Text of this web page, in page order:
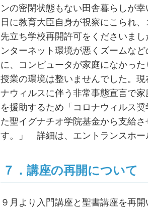
ンの密閉状態もない田舎暮らしが
日に教育大臣自身が視察にこられ
先立ち学校再開許可をくださいま
ンターネット環境が悪くズームな
に、コンピュータが家庭になかっ
授業の環境は整いませんでした。
ナウィルスに伴う非常事態宣言で
を援助するため「コロナウィルス
た聖イグナチオ学院基金から支給
す。」 詳細は、エントランスホー
７．講座の再開について
９月より入門講座と聖書講座を再